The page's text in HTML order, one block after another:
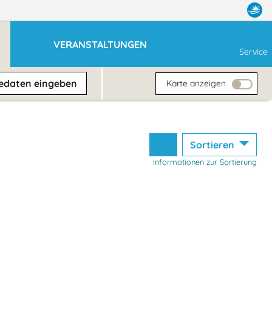
VERANSTALTUNGEN
Service
eingeben Karte anzeigen
Sortieren
Informationen zur Sortierung